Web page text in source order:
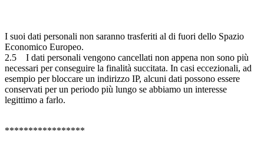
I suoi dati personali non saranno trasferiti al di fuori dello Spazio
Economico Europeo.
2.5 I dati personali vengono cancellati non appena non sono più
necessari per conseguire la finalità succitata. In casi eccezionali, ad
esempio per bloccare un indirizzo IP, alcuni dati possono essere
conservati per un periodo più lungo se abbiamo un interesse
legittimo a farlo.
*****************